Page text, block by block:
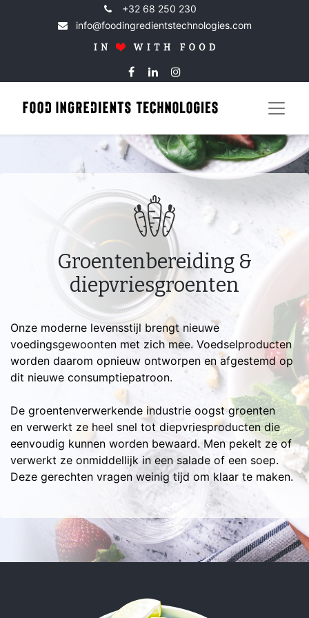
+32 68 250 230
info@foodingredientstechnologies.com
Groentenbereiding &
diepvriesgroenten
Onze moderne levensstijl brengt nieuwe
voedingsgewoonten met zich mee. Voedselproducten
worden daarom opnieuw ontworpen en afgestemd op
dit nieuwe consumptiepatroon.
De groentenverwerkende industrie oogst groenten
en verwerkt ze heel snel tot diepvriesproducten die
eenvoudig kunnen worden bewaard. Men pekelt ze of
verwerkt ze onmiddellijk in een salade of een soep.
Deze gerechten vragen weinig tijd om klaar te maken.